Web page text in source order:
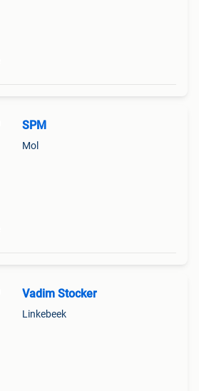
SPM
Mol
Vadim Stocker
Linkebeek